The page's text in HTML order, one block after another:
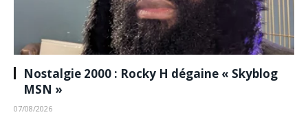
Nostalgie 2000 : Rocky H dégaine « Skyblog
MSN »
07/08/2026